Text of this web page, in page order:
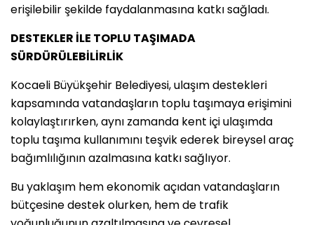
erişilebilir şekilde faydalanmasına katkı sağladı.
DESTEKLER İLE TOPLU TAŞIMADA
SÜRDÜRÜLEBİLİRLİK
Kocaeli Büyükşehir Belediyesi, ulaşım destekleri
kapsamında vatandaşların toplu taşımaya erişimini
kolaylaştırırken, aynı zamanda kent içi ulaşımda
toplu taşıma kullanımını teşvik ederek bireysel araç
bağımlılığının azalmasına katkı sağlıyor.
Bu yaklaşım hem ekonomik açıdan vatandaşların
bütçesine destek olurken, hem de trafik